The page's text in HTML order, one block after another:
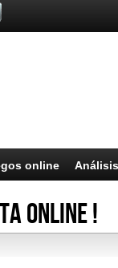
online Análisis
Online !